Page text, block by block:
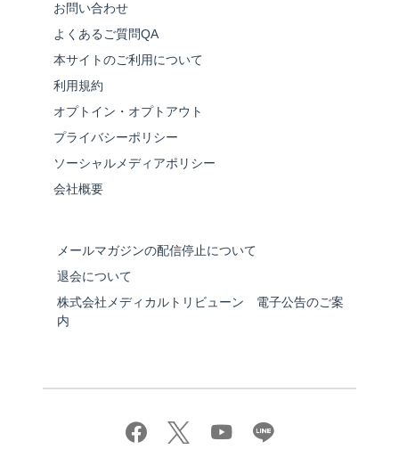
お問い合わせ
よくあるご質問QA
本サイトのご利用について
利用規約
オプトイン・オプトアウト
プライバシーポリシー
ソーシャルメディアポリシー
会社概要
メールマガジンの配信停止について
退会について
株式会社メディカルトリビューン 電子公告のご案
内